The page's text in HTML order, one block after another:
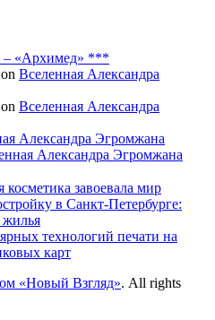
– «Архимед» ***
Вселенная Александра
Вселенная Александра
Александра Эгромжана
Александра Эгромжана
косметика завоевала мир
в Санкт-Петербурге:
жилья
технологий печати на
карт
«Новый Взгляд». All rights